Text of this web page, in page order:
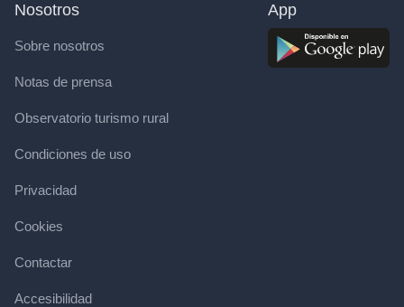
Nosotros
Sobre nosotros
Notas de prensa
Observatorio turismo rural
Condiciones de uso
Privacidad
Cookies
Contactar
Accesibilidad
App